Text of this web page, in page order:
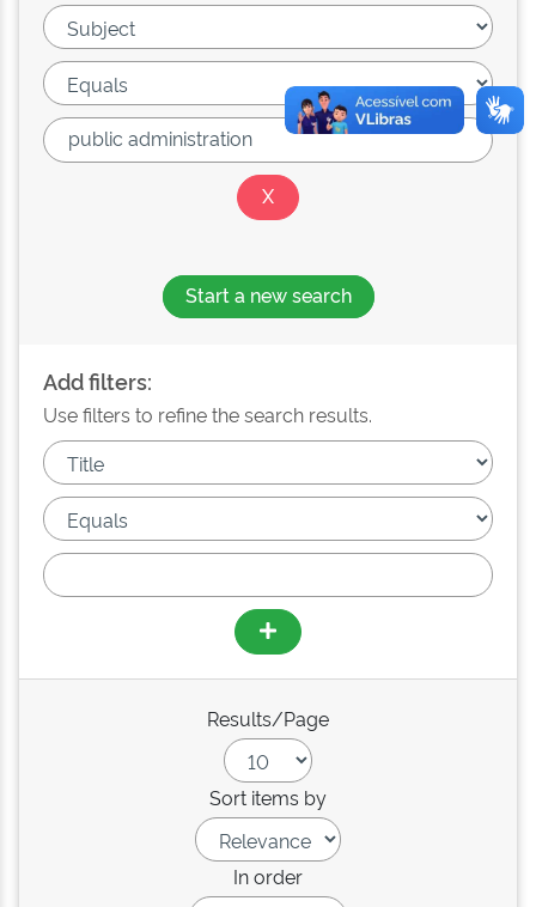
Start a new search
Add filters:
Use filters to refine the search results.
Results/Page
Sort items by
In order